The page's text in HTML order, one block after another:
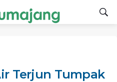
Terjun Tumpak